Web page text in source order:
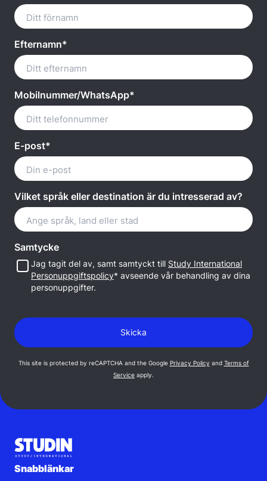
Efternamn*
Mobilnummer/WhatsApp*
E-post*
Vilket språk eller destination är du intresserad av?
Samtycke
Jag tagit del av, samt samtyckt till Study International
Personuppgiftspolicy* avseende vår behandling av dina
personuppgifter.
This site is protected by reCAPTCHA and the Google Privacy Policy and Terms of
Service apply.
Snabblänkar